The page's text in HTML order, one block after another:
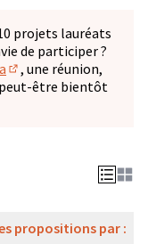
projets lauréats
de participer ?
(S'ouvre dans un
, une réunion,
être bientôt
propositions par :